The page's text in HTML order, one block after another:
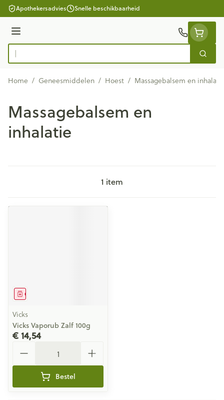
Ga naar de inhoud
Apothekersadvies Snelle beschikbaarheid
Menu
Product, merk, categorie...
Zoek
Home / Geneesmiddelen / Hoest / Massagebalsem en
Massagebalsem en
inhalatie
1 item
Geneesmiddel
Vicks
Vicks Vaporub Zalf 100g
€ 14,54
Bestel